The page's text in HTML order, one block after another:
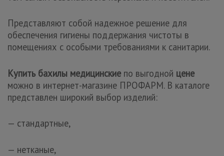
Представляют собой надежное решение для
обеспечения гигиены поддержания чистоты в
помещениях с особыми требованиями к санитарии.
Купить бахилы медицинские по выгодной цене
можно в интернет-магазине ПРОФАРМ. В каталоге
представлен широкий выбор изделий:
— стандартные,
— нетканые,